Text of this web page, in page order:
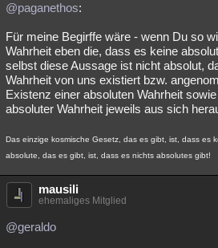
@paganethos:
Für meine Begirffe wäre - wenn Du so
Wahrheit eben die, dass es keine
selbst diese Aussage ist nicht absolut,
Wahrheit von uns existiert bzw.
Existenz einer absoluten Wahrheit
absoluter Wahrheit jeweils aus sich
Das einzige kosmische Gesetz, das es gibt, ist, dass es
absolute, das es gibt, ist, dass es nichts absolutes gibt!
mausili
ehemaliges Mitglied
@geraldo